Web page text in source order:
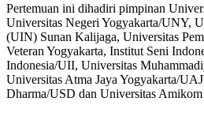
Pertemuan ini dihadiri pimpinan
Universitas Negeri Yogyakarta/UNY,
(UIN) Sunan Kalijaga, Universitas
Veteran Yogyakarta, Institut Seni
Indonesia/UII, Universitas
Universitas Atma Jaya Yogyakarta/
Dharma/USD dan Universitas Amikom